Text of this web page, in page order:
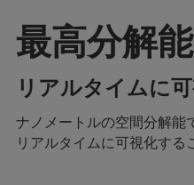
最高分解能
リアルタイムに
ナノメートルの空間分解能
リアルタイムに可視化する